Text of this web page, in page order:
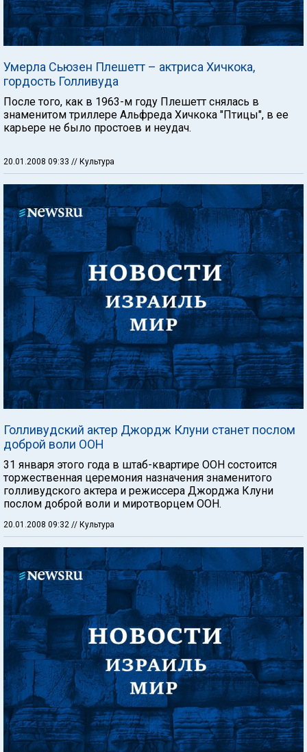
Умерла Сьюзен Плешетт – актриса Хичкока,
гордость Голливуда
После того, как в 1963-м году Плешетт снялась в
знаменитом триллере Альфреда Хичкока "Птицы", в ее
карьере не было простоев и неудач.
20.01.2008 09:33 // Культура
Голливудский актер Джордж Клуни станет послом
доброй воли ООН
31 января этого года в штаб-квартире ООН состоится
торжественная церемония назначения знаменитого
голливудского актера и режиссера Джорджа Клуни
послом доброй воли и миротворцем ООН.
20.01.2008 09:32 // Культура